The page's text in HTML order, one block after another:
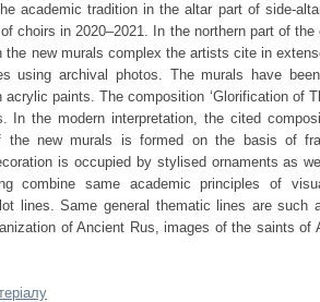
academic tradition in the altar part of side-
choirs in 2020–2021. In the northern part of
the new murals complex the artists cite in
using archival photos. The murals have
paints. The composition ‘Glorification of
In the modern interpretation, the cited
the new murals is formed on the basis of
is occupied by stylised ornaments as
combine same academic principles of
lines. Same general thematic lines are such
of Ancient Rus, images of the saints